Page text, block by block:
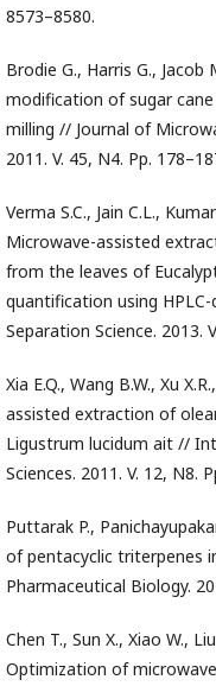
8573–8580.
Brodie G., Harris G., Jacob
modification of sugar
milling // Journal of
2011. V. 45, N4. Pp.
Verma S.C., Jain C.L.,
Microwave-assisted
from the leaves of
quantification using
Separation Science. 2013.
Xia E.Q., Wang B.W., Xu
assisted extraction of
Ligustrum lucidum ait //
Sciences. 2011. V. 12, N8.
Puttarak P.,
of pentacyclic triterpenes
Pharmaceutical Biology.
Chen T., Sun X., Xiao W.,
Optimization of